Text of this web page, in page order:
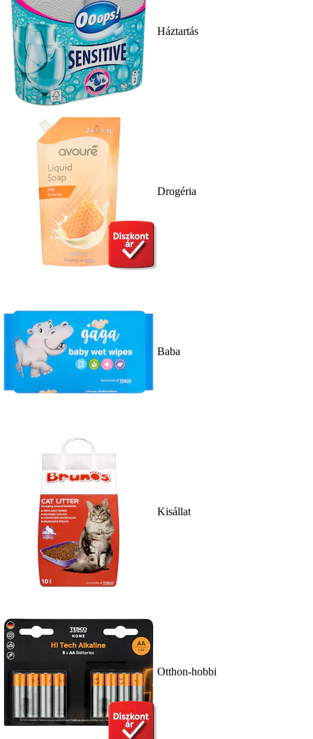
Háztartás
Drogéria
Baba
Kisállat
Otthon-hobbi